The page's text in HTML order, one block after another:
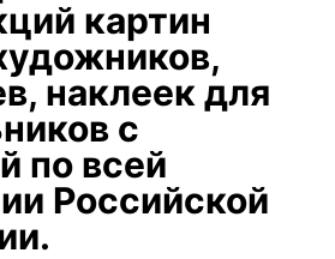
картин
наклеек для
с
по всей
Российской